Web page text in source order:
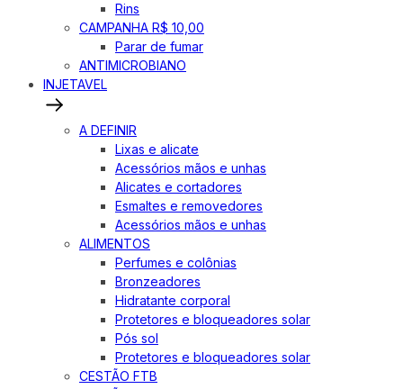
Rins
CAMPANHA R$ 10,00
Parar de fumar
ANTIMICROBIANO
INJETAVEL
A DEFINIR
Lixas e alicate
Acessórios mãos e unhas
Alicates e cortadores
Esmaltes e removedores
Acessórios mãos e unhas
ALIMENTOS
Perfumes e colônias
Bronzeadores
Hidratante corporal
Protetores e bloqueadores solar
Pós sol
Protetores e bloqueadores solar
CESTÃO FTB